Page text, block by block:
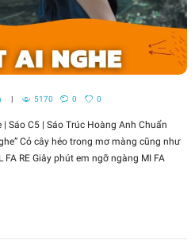
5170 0 0
| Sáo C5 | Sáo Trúc Hoàng Anh Chuẩn
Cỏ cây héo trong mơ màng cũng như
FA RE Giây phút em ngỡ ngàng MI FA